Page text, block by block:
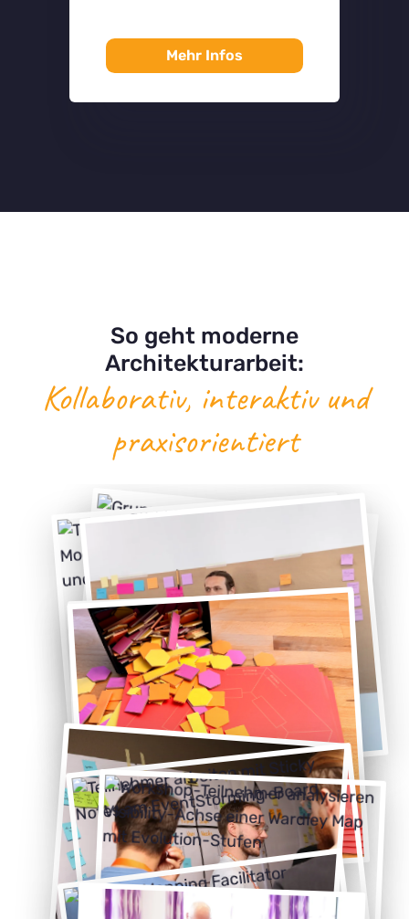
Mehr Infos
So geht moderne
Architekturarbeit:
Kollaborativ, interaktiv und
praxisorientiert